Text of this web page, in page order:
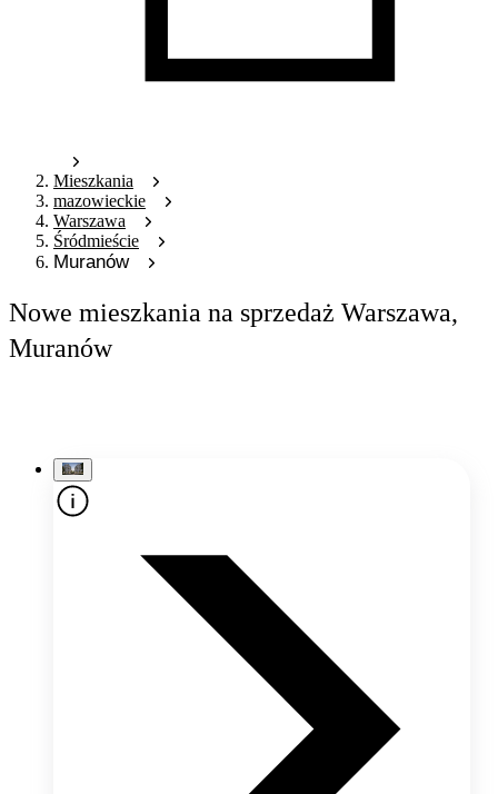
Mieszkania
mazowieckie
Warszawa
Śródmieście
Muranów
Nowe mieszkania na sprzedaż Warszawa,
Muranów